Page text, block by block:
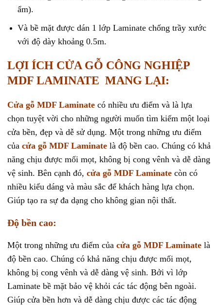
ẩm).
Và bề mặt được dán 1 lớp Laminate chống trầy xước
với độ dày khoảng 0.5m.
LỢI ÍCH CỬA GỖ CÔNG NGHIỆP
MDF LAMINATE MANG LẠI:
Cửa gỗ MDF Laminate có nhiều ưu điểm và là lựa
chọn tuyệt vời cho những người muốn tìm kiếm một loại
cửa bền, đẹp và dễ sử dụng. Một trong những ưu điểm
của cửa gỗ MDF Laminate là độ bền cao. Chúng có khả
năng chịu được mối mọt, không bị cong vênh và dễ dàng
vệ sinh. Bên cạnh đó, cửa gỗ MDF Laminate còn có
nhiều kiểu dáng và màu sắc để khách hàng lựa chọn.
Giúp tạo ra sự đa dạng cho không gian nội thất.
Độ bền cao:
Một trong những ưu điểm của cửa gỗ MDF Laminate là
độ bền cao. Chúng có khả năng chịu được mối mọt,
không bị cong vênh và dễ dàng vệ sinh. Bởi vì lớp
Laminate bề mặt bảo vệ khỏi các tác động bên ngoài.
Giúp cửa bền hơn và dễ dàng chịu được các tác động